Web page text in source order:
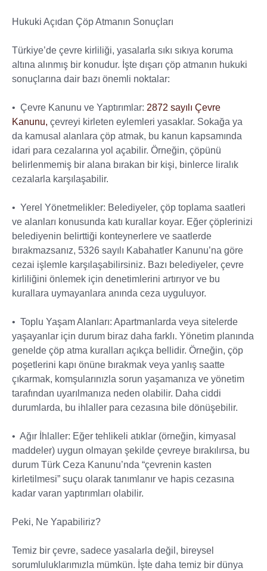
Hukuki Açıdan Çöp Atmanın Sonuçları
Türkiye’de çevre kirliliği, yasalarla sıkı sıkıya koruma
altına alınmış bir konudur. İşte dışarı çöp atmanın hukuki
sonuçlarına dair bazı önemli noktalar:
• Çevre Kanunu ve Yaptırımlar: 2872 sayılı Çevre
Kanunu, çevreyi kirleten eylemleri yasaklar. Sokağa ya
da kamusal alanlara çöp atmak, bu kanun kapsamında
idari para cezalarına yol açabilir. Örneğin, çöpünü
belirlenmemiş bir alana bırakan bir kişi, binlerce liralık
cezalarla karşılaşabilir.
• Yerel Yönetmelikler: Belediyeler, çöp toplama saatleri
ve alanları konusunda katı kurallar koyar. Eğer çöplerinizi
belediyenin belirttiği konteynerlere ve saatlerde
bırakmazsanız, 5326 sayılı Kabahatler Kanunu’na göre
cezai işlemle karşılaşabilirsiniz. Bazı belediyeler, çevre
kirliliğini önlemek için denetimlerini artırıyor ve bu
kurallara uymayanlara anında ceza uyguluyor.
• Toplu Yaşam Alanları: Apartmanlarda veya sitelerde
yaşayanlar için durum biraz daha farklı. Yönetim planında
genelde çöp atma kuralları açıkça bellidir. Örneğin, çöp
poşetlerini kapı önüne bırakmak veya yanlış saatte
çıkarmak, komşularınızla sorun yaşamanıza ve yönetim
tarafından uyarılmanıza neden olabilir. Daha ciddi
durumlarda, bu ihlaller para cezasına bile dönüşebilir.
• Ağır İhlaller: Eğer tehlikeli atıklar (örneğin, kimyasal
maddeler) uygun olmayan şekilde çevreye bırakılırsa, bu
durum Türk Ceza Kanunu’nda “çevrenin kasten
kirletilmesi” suçu olarak tanımlanır ve hapis cezasına
kadar varan yaptırımları olabilir.
Peki, Ne Yapabiliriz?
Temiz bir çevre, sadece yasalarla değil, bireysel
sorumluluklarımızla mümkün. İşte daha temiz bir dünya